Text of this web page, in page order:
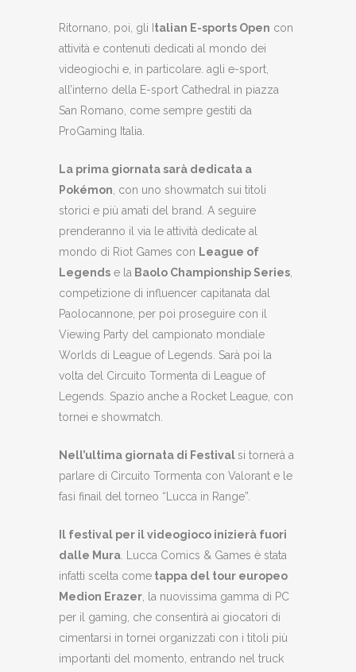
Ritornano, poi, gli I talian E-sports Open con
attività e contenuti dedicati al mondo dei
videogiochi e, in particolare. agli e-sport,
all’interno della E-sport Cathedral in piazza
San Romano, come sempre gestiti da
ProGaming Italia.
La prima giornata sarà dedicata a
Pokémon, con uno showmatch sui titoli
storici e più amati del brand. A seguire
prenderanno il via le attività dedicate al
mondo di Riot Games con League of
Legends e la Baolo Championship Series,
competizione di influencer capitanata dal
Paolocannone, per poi proseguire con il
Viewing Party del campionato mondiale
Worlds di League of Legends. Sarà poi la
volta del Circuito Tormenta di League of
Legends. Spazio anche a Rocket League, con
tornei e showmatch.
Nell’ultima giornata di Festivalsi tornerà a
parlare di Circuito Tormenta con Valorant e le
fasi finail del torneo “Lucca in Range”.
Il festival per il videogioco inizierà fuori
dalle Mura. Lucca Comics & Games è stata
infatti scelta come tappa del tour europeo
Medion Erazer, la nuovissima gamma di PC
per il gaming, che consentirà ai giocatori di
cimentarsi in tornei organizzati con i titoli più
importanti del momento, entrando nel truck